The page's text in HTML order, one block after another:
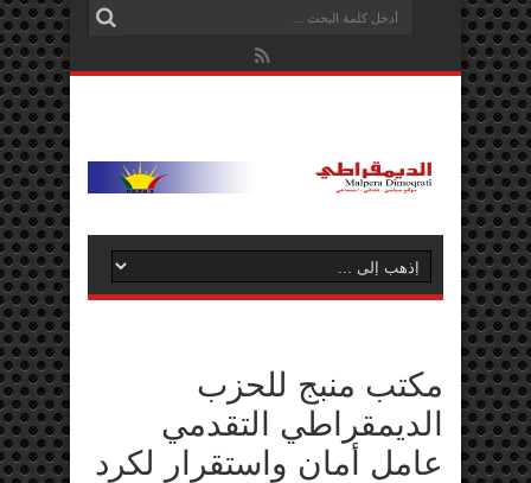
مكتب منبج للحزب
الديمقراطي التقدمي
عامل أمان واستقرار لكرد